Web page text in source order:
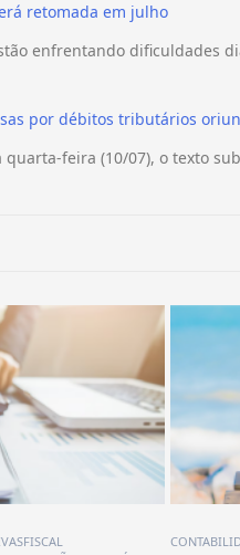
retomada em julho
enfrentando dificuldades
por débitos tributários
quarta-feira (10/07), o texto